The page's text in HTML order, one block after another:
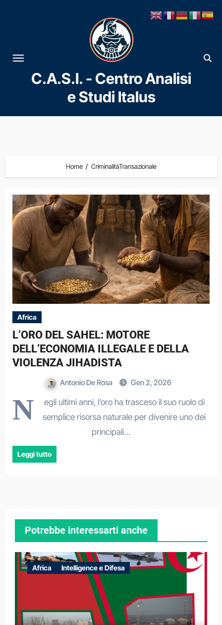
al
contenuto
C.A.S.I. - Centro Analisi
e Studi Italus
Home CriminalitàTransazionale
Africa
L’ORO DEL SAHEL: MOTORE
DELL’ECONOMIA ILLEGALE E DELLA
VIOLENZA JIHADISTA
Antonio De Rosa Gen 2, 2026
N
egli ultimi anni, l’oro ha trasceso il suo ruolo di
semplice risorsa naturale per divenire uno dei
principali…
Leggi tutto
Potrebbe interessarti anche
Africa Intelligence e Difesa